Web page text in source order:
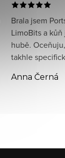
Brala jsem
LimoBits a
hubě.
takhle
Anna Černá